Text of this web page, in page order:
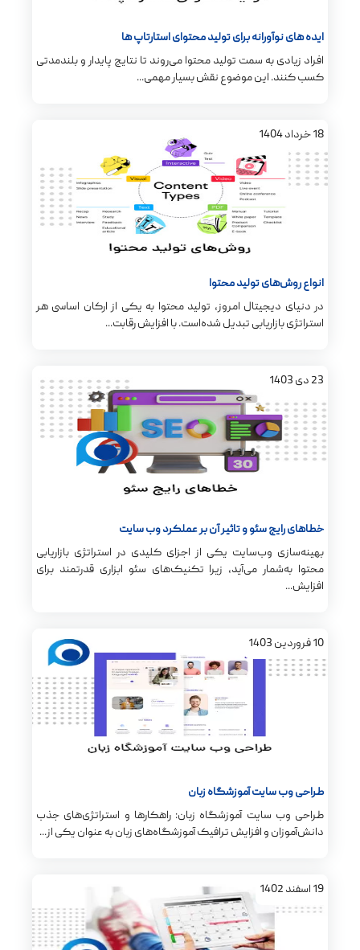
ایده ‌های نوآورانه برای تولید محتوای استارتاپ ها
افراد زیادی به سمت تولید محتوا می‌روند تا نتایج پایدار و بلندمدتی
کسب کنند. این موضوع نقش بسیار مهمی...
18خرداد1404
انواع روش‌های تولید محتوا
در دنیای دیجیتال امروز، تولید محتوا به یکی از ارکان اساسی هر
استراتژی بازاریابی تبدیل شده‌است. با افزایش رقابت...
23 دی 1403
خطاهای رایج سئو و تاثیر آن بر عملکرد وب سایت
بهینه‌سازی وب‌سایت یکی از اجزای کلیدی در استراتژی بازاریابی
محتوا به‌شمار می‌آید، زیرا تکنیک‌های سئو ابزاری قدرتمند برای
افزایش...
10فروردین 1403
طراحی وب سایت آموزشگاه زبان
طراحی وب سایت آموزشگاه زبان: راهکارها و استراتژی‌های جذب
دانش‌آموزان و افزایش ترافیک آموزشگاه‌های زبان به عنوان یکی از...
19 اسفند 1402